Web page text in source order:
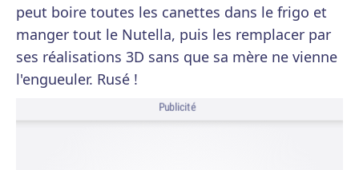
peut boire toutes les canettes dans le frigo et
manger tout le Nutella, puis les remplacer par
ses réalisations 3D sans que sa mère ne vienne
l'engueuler. Rusé !
Publicité